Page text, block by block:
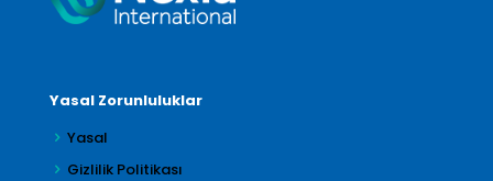
Yasal Zorunluluklar
Yasal
Gizlilik Politikası